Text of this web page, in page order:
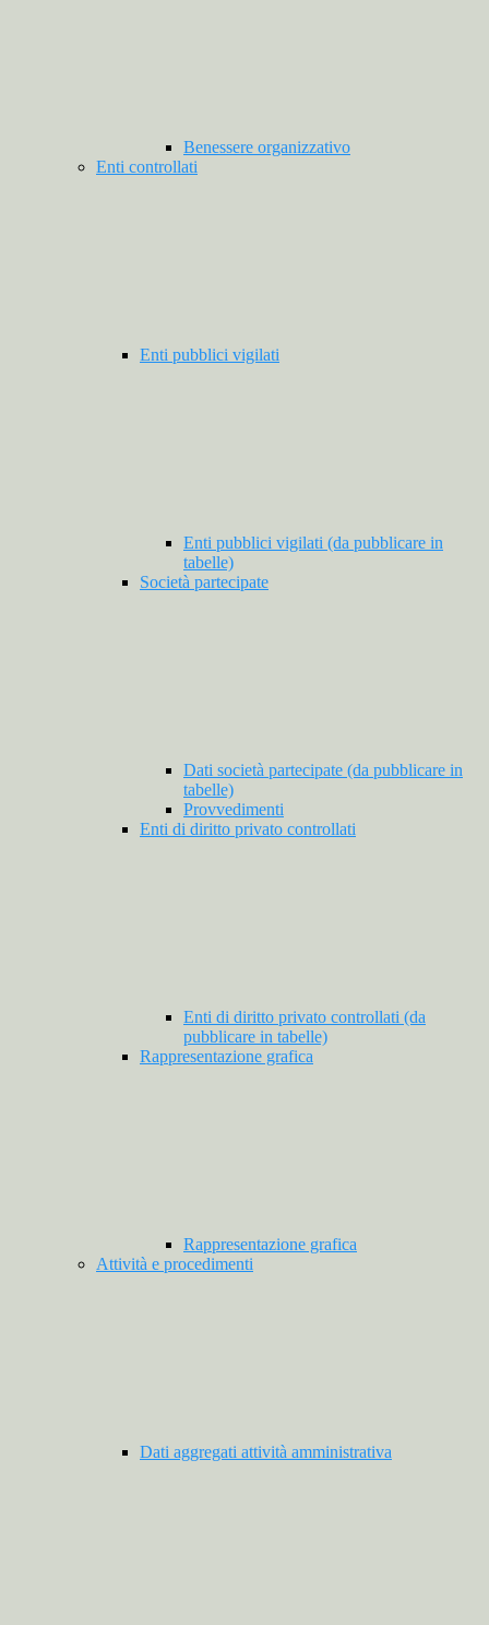
Benessere organizzativo
Enti controllati
Enti pubblici vigilati
Enti pubblici vigilati (da pubblicare in
tabelle)
Società partecipate
Dati società partecipate (da pubblicare in
tabelle)
Provvedimenti
Enti di diritto privato controllati
Enti di diritto privato controllati (da
pubblicare in tabelle)
Rappresentazione grafica
Rappresentazione grafica
Attività e procedimenti
Dati aggregati attività amministrativa